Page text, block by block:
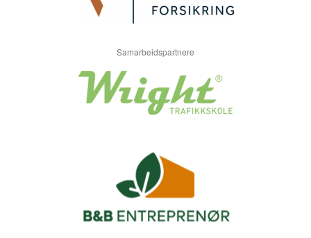
Samarbeidspartnere